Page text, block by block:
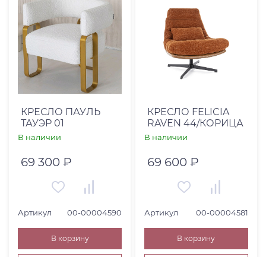
КРЕСЛО ПАУЛЬ
ТАУЭР 01
В наличии
69 300 ₽
Артикул 00-00004590
В корзину
КРЕСЛО FELICIA
RAVEN 44/КОРИЦА
В наличии
69 600 ₽
Артикул 00-00004581
В корзину